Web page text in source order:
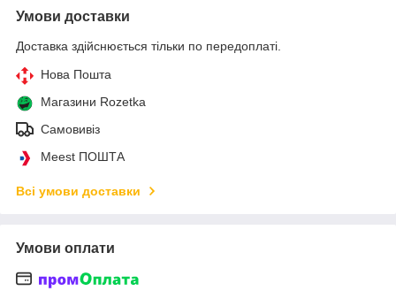
Умови доставки
Доставка здійснюється тільки по передоплаті.
Нова Пошта
Магазини Rozetka
Самовивіз
Meest ПОШТА
Всі умови доставки
Умови оплати